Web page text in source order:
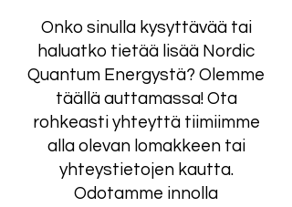
Onko sinulla kysyttävää tai
haluatko tietää lisää Nordic
Quantum Energystä? Olemme
täällä auttamassa! Ota
rohkeasti yhteyttä tiimiimme
alla olevan lomakkeen tai
yhteystietojen kautta.
Odotamme innolla